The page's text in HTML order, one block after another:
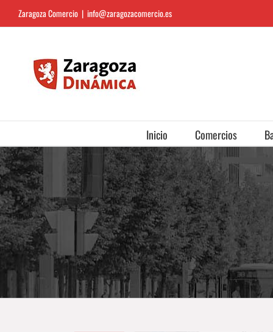
Saltar
al
Zaragoza Comercio | info@zaragozacomercio.es
Inicio Comercios